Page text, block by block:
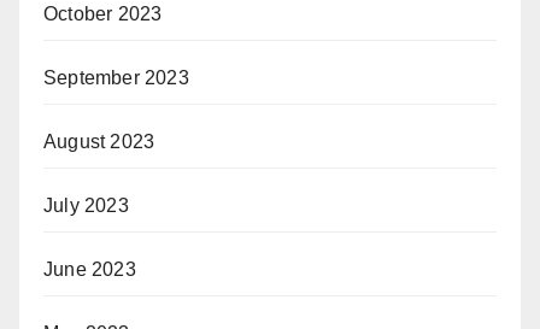
October 2023
September 2023
August 2023
July 2023
June 2023